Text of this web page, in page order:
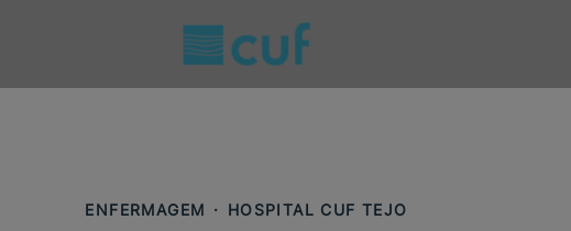
ENFERMAGEM · HOSPITAL CUF TEJO